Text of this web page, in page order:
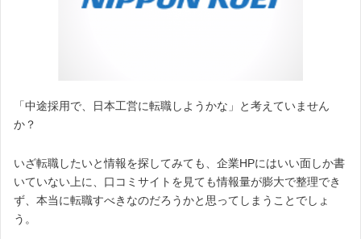
「中途採用で、日本工営に転職しようかな」と考えていません
か？
いざ転職したいと情報を探してみても、企業HPにはいい面しか書
いていない上に、口コミサイトを見ても情報量が膨大で整理でき
ず、本当に転職すべきなのだろうかと思ってしまうことでしょ
う。